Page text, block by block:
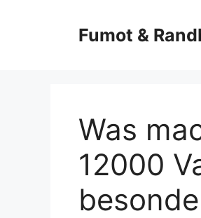
Fumot &
Was
12000